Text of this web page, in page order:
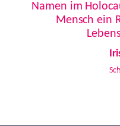
Namen im
Mensch ein